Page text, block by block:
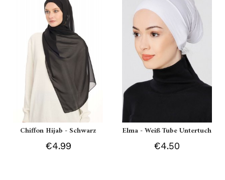
Chiffon Hijab - Schwarz
€4.99
Elma - Weiß Tube Untertuch
€4.50